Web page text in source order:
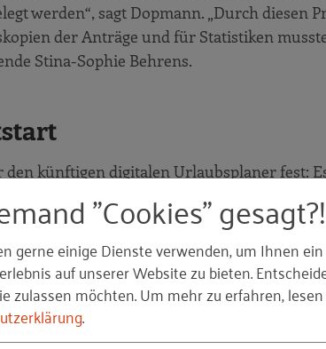
werden“, sagt Dopmann. „Durch diesen
der Anträge und für Statistiken
Stina-Sophie Behrens.
künftigen digitalen Urlaubsplaner fest:
reduzieren, übersichtlich und
B. über Fehltage schnell abrufbar sein.
digitale Tool für
Prozess der Urlaubsplanung
"Cookies" gesagt?!
gerne einige Dienste verwenden, um Ihnen
auf unserer Website zu bieten.
zulassen möchten.Um mehr zu erfahren,
.